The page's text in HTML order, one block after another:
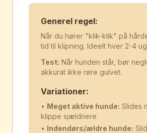
Generel regel:
Når du hører "klik-klik" på
tid til klipning. Ideelt hver 2-4
Test: Når hunden står, bør
akkurat ikke røre gulvet.
Variationer:
• Meget aktive hunde: Slides
klippe sjældnere
• Indendørs/ældre hunde: